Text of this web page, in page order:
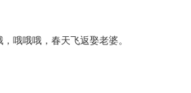
哦哦，春天飞返娶老婆。